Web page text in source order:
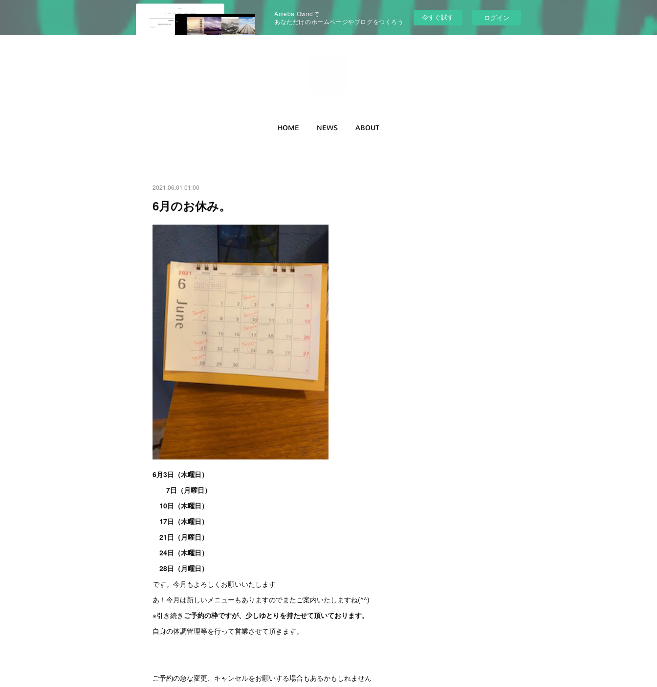
Ameba Owndで
あなただけのホームページやブログをつくろう
今すぐ試す ログイン
HOME NEWS ABOUT
2021.06.01 01:00
6月のお休み。
6月3日（木曜日）
7日（月曜日）
10日（木曜日）
17日（木曜日）
21日（月曜日）
24日（木曜日）
28日（月曜日）
です。今月もよろしくお願いいたします
あ！今月は新しいメニューもありますのでまたご案内いたしますね(^^)
※引き続き ご予約の枠ですが、少しゆとりを持たせて頂いております。
自身の体調管理等を行って営業させて頂きます。
ご予約の急な変更、キャンセルをお願いする場合もあるかもしれません